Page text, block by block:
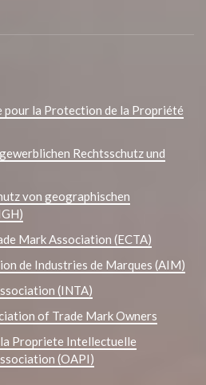
la Protection de la Propriété
Rechtsschutz und
von geographischen
Mark Association (ECTA)
de Industries de Marques (AIM)
(INTA)
of Trade Mark Owners
Propriete Intellectuelle
(OAPI)